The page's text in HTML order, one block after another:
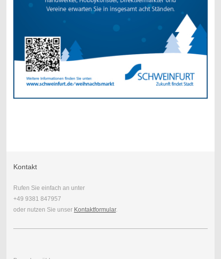
Kontakt
Rufen Sie einfach an unter
+49 9381 847957
oder nutzen Sie unser Kontaktformular.